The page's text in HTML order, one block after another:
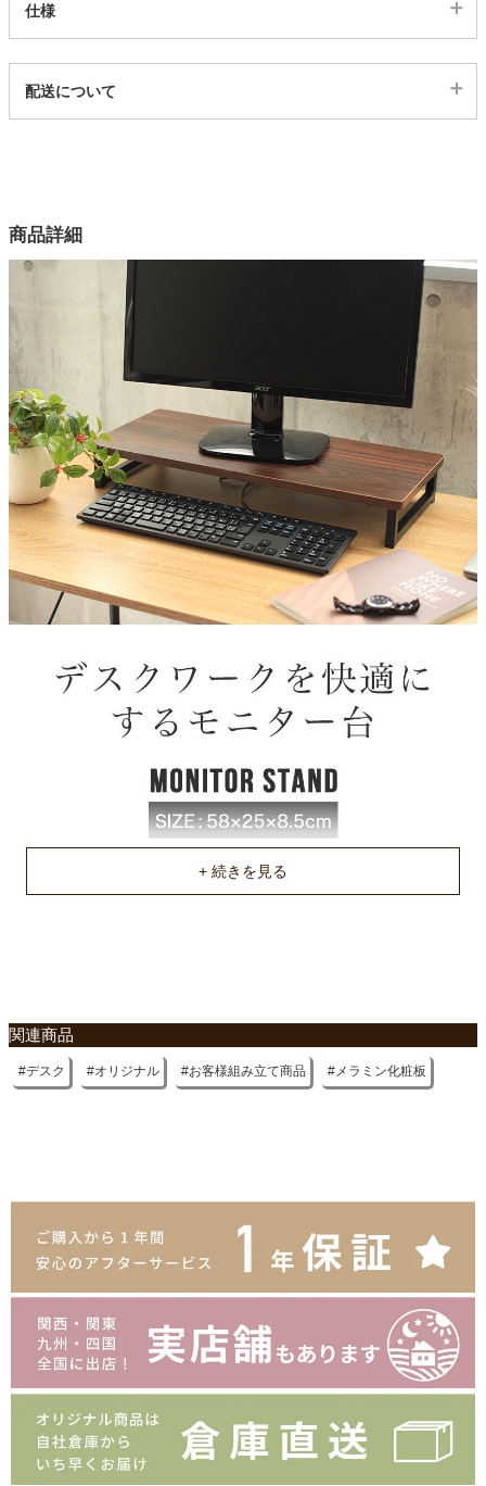
ガーデン
仕様
23600032
3色
合成樹脂化粧パーティクルボード（メラミン樹脂）
金属（鋼）、エポキシ樹脂塗装
耐荷重
10kg
梱包サイズ
約61ｘ27ｘ4(cm)
梱包重量
約2.7kg
約2.3kg
組立説明書(PDF)
配送について
商品詳細
関連商品
デスク オリジナル お客様組み立て商品 メラミン化粧板